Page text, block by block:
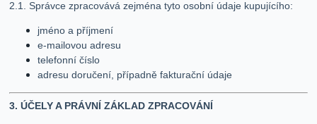
2.1. Správce zpracovává zejména tyto osobní údaje kupujícího:
jméno a příjmení
e-mailovou adresu
telefonní číslo
adresu doručení, případně fakturační údaje
3. ÚČELY A PRÁVNÍ ZÁKLAD ZPRACOVÁNÍ